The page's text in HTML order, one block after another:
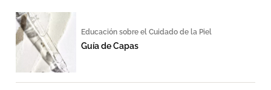
Educación sobre el Cuidado de la Piel
Guía de Capas